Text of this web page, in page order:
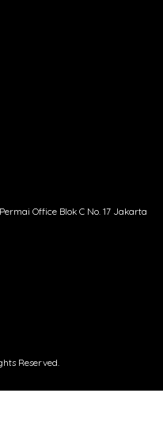
Office Blok C No. 17 Jakarta
Reserved.